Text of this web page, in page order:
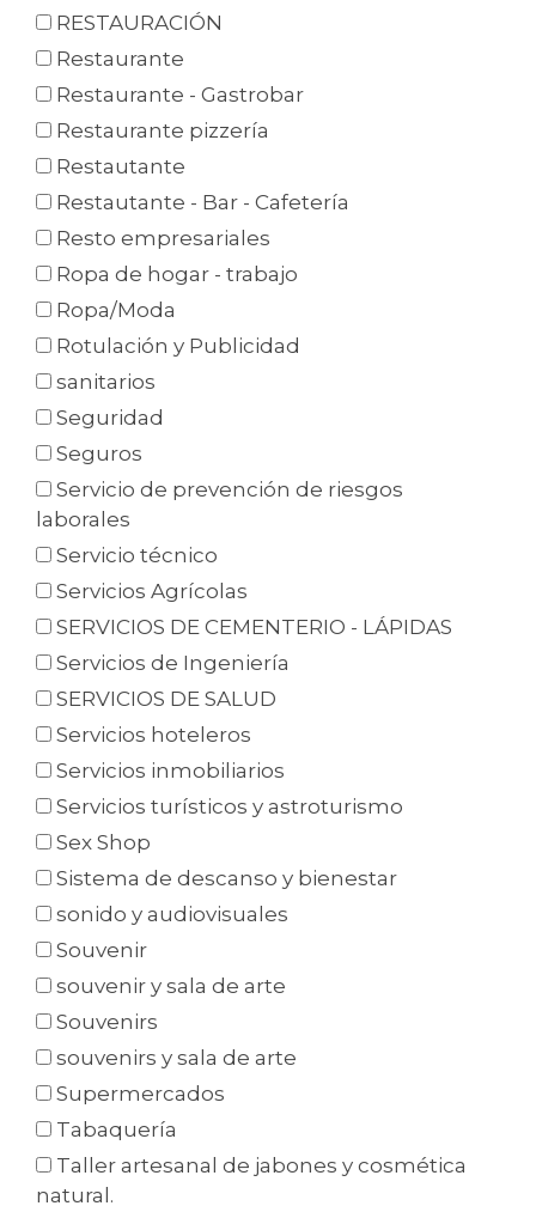
RESTAURACIÓN
Restaurante
Restaurante - Gastrobar
Restaurante pizzería
Restautante
Restautante - Bar - Cafetería
Resto empresariales
Ropa de hogar - trabajo
Ropa/Moda
Rotulación y Publicidad
sanitarios
Seguridad
Seguros
Servicio de prevención de riesgos
laborales
Servicio técnico
Servicios Agrícolas
SERVICIOS DE CEMENTERIO - LÁPIDAS
Servicios de Ingeniería
SERVICIOS DE SALUD
Servicios hoteleros
Servicios inmobiliarios
Servicios turísticos y astroturismo
Sex Shop
Sistema de descanso y bienestar
sonido y audiovisuales
Souvenir
souvenir y sala de arte
Souvenirs
souvenirs y sala de arte
Supermercados
Tabaquería
Taller artesanal de jabones y cosmética
natural.